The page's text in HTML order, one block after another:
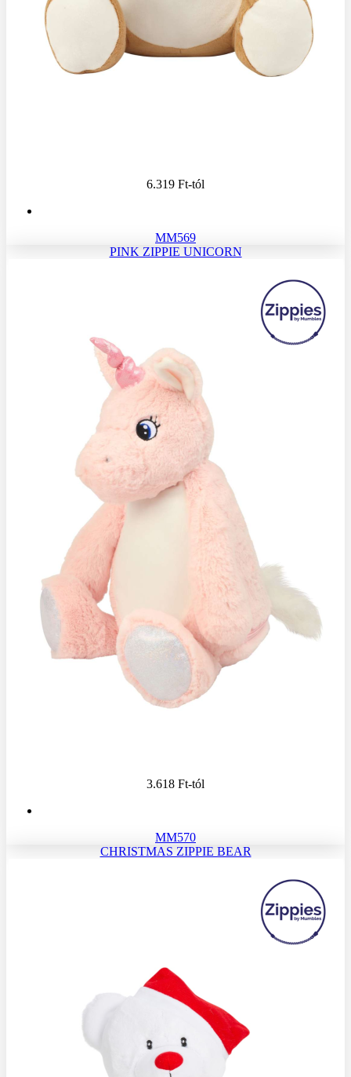
6.319 Ft-tól
MM569
PINK ZIPPIE UNICORN
3.618 Ft-tól
MM570
CHRISTMAS ZIPPIE BEAR